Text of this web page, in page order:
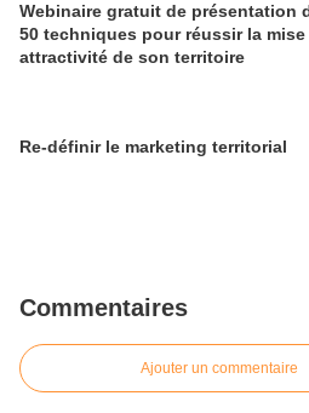
Webinaire gratuit de présentation
50 techniques pour réussir la mise
attractivité de son territoire
Re-définir le marketing territorial
Commentaires
Ajouter un commentaire